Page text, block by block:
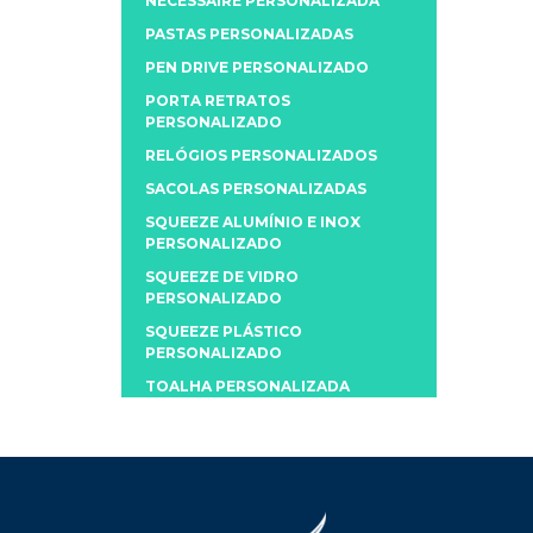
PASTAS PERSONALIZADAS
PEN DRIVE PERSONALIZADO
PORTA RETRATOS
PERSONALIZADO
RELÓGIOS PERSONALIZADOS
SACOLAS PERSONALIZADAS
SQUEEZE ALUMÍNIO E INOX
PERSONALIZADO
SQUEEZE DE VIDRO
PERSONALIZADO
SQUEEZE PLÁSTICO
PERSONALIZADO
TOALHA PERSONALIZADA